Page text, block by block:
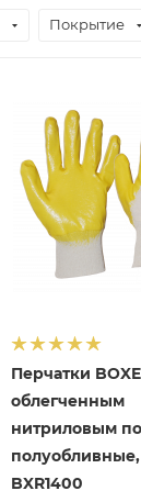
Покрытие
Перчатки
облегченным
нитриловым
BXR1400